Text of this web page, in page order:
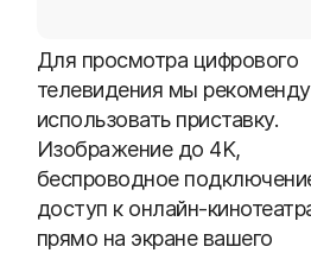
Для просмотра цифрового
телевидения мы
использовать приставку.
Изображение до 4K,
беспроводное
доступ к онлайн-
прямо на экране вашего